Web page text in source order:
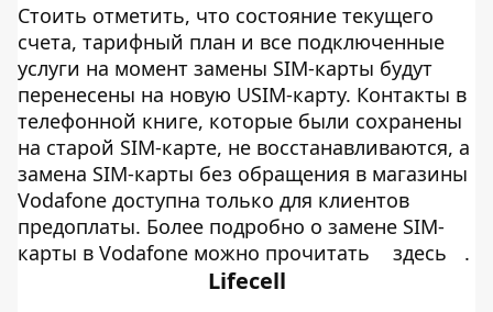
Стоить отметить, что состояние текущего
счета, тарифный план и все подключенные
услуги на момент замены SIM-карты будут
перенесены на новую USIM-карту. Контакты в
телефонной книге, которые были сохранены
на старой SIM-карте, не восстанавливаются, а
замена SIM-карты без обращения в магазины
Vodafone доступна только для клиентов
предоплаты. Более подробно о замене SIM-
карты в Vodafone можно прочитать
здесь .
Lifecell